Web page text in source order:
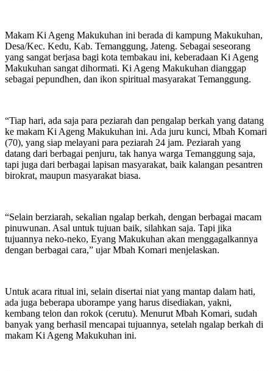
Makam Ki Ageng Makukuhan ini berada di kampung Makukuhan,
Desa/Kec. Kedu, Kab. Temanggung, Jateng. Sebagai seseorang
yang sangat berjasa bagi kota tembakau ini, keberadaan Ki Ageng
Makukuhan sangat dihormati. Ki Ageng Makukuhan dianggap
sebagai pepundhen, dan ikon spiritual masyarakat Temanggung.
“Tiap hari, ada saja para peziarah dan pengalap berkah yang datang
ke makam Ki Ageng Makukuhan ini. Ada juru kunci, Mbah Komari
(70), yang siap melayani para peziarah 24 jam. Peziarah yang
datang dari berbagai penjuru, tak hanya warga Temanggung saja,
tapi juga dari berbagai lapisan masyarakat, baik kalangan pesantren
birokrat, maupun masyarakat biasa.
“Selain berziarah, sekalian ngalap berkah, dengan berbagai macam
pinuwunan. Asal untuk tujuan baik, silahkan saja. Tapi jika
tujuannya neko-neko, Eyang Makukuhan akan menggagalkannya
dengan berbagai cara,” ujar Mbah Komari menjelaskan.
Untuk acara ritual ini, selain disertai niat yang mantap dalam hati,
ada juga beberapa uborampe yang harus disediakan, yakni,
kembang telon dan rokok (cerutu). Menurut Mbah Komari, sudah
banyak yang berhasil mencapai tujuannya, setelah ngalap berkah di
makam Ki Ageng Makukuhan ini.